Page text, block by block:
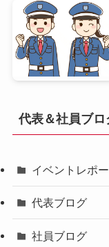
代表＆社員ブ
イベントレポー
代表ブログ
社員ブログ